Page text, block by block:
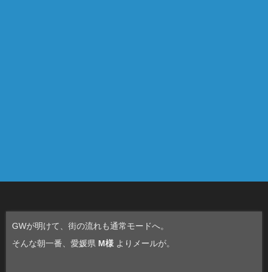
GWが明けて、街の流れも通常モードへ。
そんな朝一番、愛媛県 M様 よりメールが。